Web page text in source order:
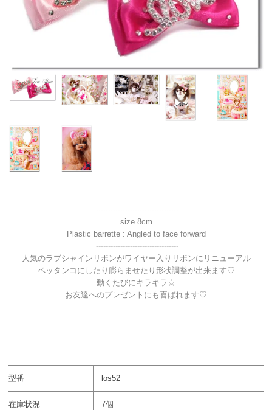
----------------------------------
size 8cm
Plastic barrette : Angled to face forward
----------------------------------
人気のラブシャインリボンがワイヤー入りリボンにリニューアル
ペッタンコにしたり膨らませたり形状調整が出来ます♡
動くたびにキラキラ☆
お友達へのプレゼントにも喜ばれます♡
型番 los52
在庫状況 7個